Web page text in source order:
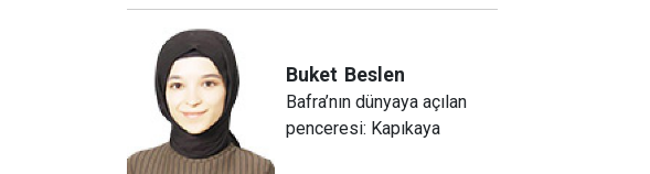
Buket Beslen
Bafra’nın dünyaya açılan
penceresi: Kapıkaya